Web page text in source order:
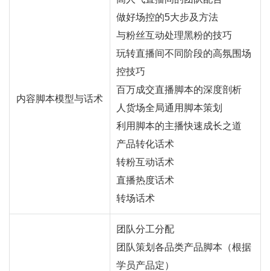
内容脚本模型与话术
做好场控的5大步及方法
与粉丝互动处理黑粉的技巧
玩转直播间不同阶段的高氛围场
控技巧
百万成交直播脚本的深度剖析
人货场全局通用脚本策划
利用脚本的主播快速成长之道
产品转化话术
转粉互动话术
直播热度话术
转场话术
团队分工分配
团队策划各品类产品脚本（根据
学员产品定）